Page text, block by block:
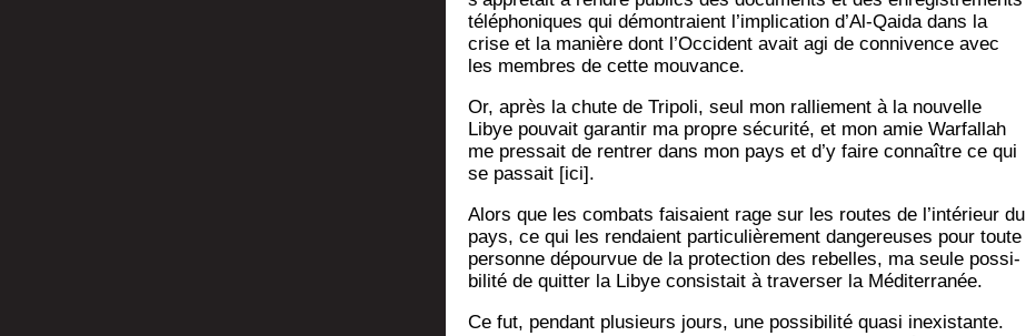
télé­pho­niques qui démon­traient l’implication d’Al-Qaida dans la
crise et la manière dont l’Occident avait agi de conni­vence avec
les membres de cette mouvance.
Or, après la chute de Tri­po­li, seul mon ral­lie­ment à la nou­velle
Libye pou­vait garan­tir ma propre sécu­ri­té, et mon amie War­fal­lah
me pres­sait de ren­trer dans mon pays et d’y faire connaître ce qui
se pas­sait [ici].
Alors que les com­bats fai­saient rage sur les routes de l’intérieur du
pays, ce qui les ren­daient par­ti­cu­liè­re­ment dan­ge­reuses pour toute
per­sonne dépour­vue de la pro­tec­tion des rebelles, ma seule pos­si­
bi­li­té de quit­ter la Libye consis­tait à tra­ver­ser la Méditerranée.
Ce fut, pen­dant plu­sieurs jours, une pos­si­bi­li­té qua­si inexis­tante.